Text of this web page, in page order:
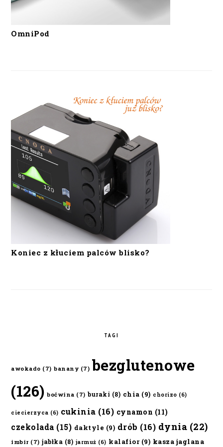
OmniPod
Koniec z kłuciem palców blisko?
TAGI
awokado (7) banany (7) bezglutenowe
(126) boćwina (7) buraki (8) chia (9) chorizo (6)
ciecierzyca (6) cukinia (16) cynamon (11)
czekolada (15) daktyle (9) drób (16) dynia (22)
imbir (7) jabłka (8) jarmuż (6) kalafior(9) kasza jaglana